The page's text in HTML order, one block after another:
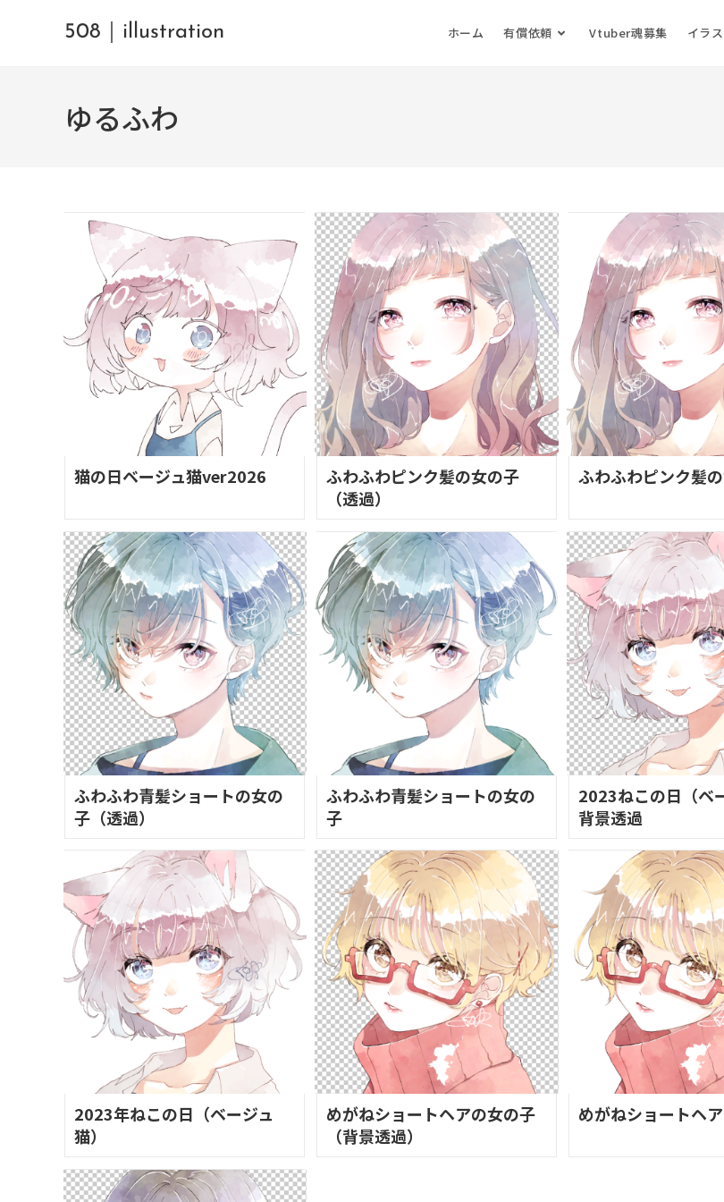
508｜illustration ホーム 有償依頼 Vtuber魂募集 イラ
ゆるふわ
猫の日ベージュ猫ver2026
ふわふわピンク髪の女の子
（透過）
ふわふわピンク髪
ふわふわ青髪ショートの女の
子（透過）
ふわふわ青髪ショートの女の
子
2023ねこの日（ベ
背景透過
2023年ねこの日（ベージュ
猫）
めがねショートヘアの女の子
（背景透過）
めがねショートヘ